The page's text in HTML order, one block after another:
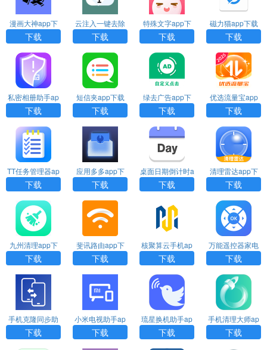
漫画大神app下
载
下载
云注入一键去除
下载
下载
特殊文字app下
载
下载
磁力猫app下载
下载
私密相册助手ap
p下载安装
下载
短信夹app下载
安装
下载
绿去广告app下
载
下载
优选流量宝app
下载
下载
TT任务管理器ap
p下载
下载
应用多多app下
载安装
下载
桌面日期倒计时a
pp下载安装
下载
清理雷达app下
载
下载
九州清理app下
载
下载
斐讯路由app下
载
下载
核聚算云手机ap
p下载
下载
万能遥控器家电
大师app下载
下载
手机克隆同步助
手app下载
下载
小米电视助手ap
p官方下载安装
下载
琉星换机助手ap
p下载
下载
手机清理大师ap
p官方下载
下载